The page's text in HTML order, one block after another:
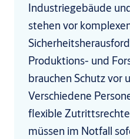
Industriegebäude
stehen vor
Produktions- und
brauchen Schutz
Verschiedene
flexible
müssen im Notfall